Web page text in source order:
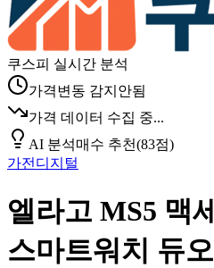
쿠스피 실시간 분석
가격변동 감지안됨
가격 데이터 수집 중...
AI 분석매수 추천(83점)
가전디지털
엘라고 MS5 맥
스마트워치 듀